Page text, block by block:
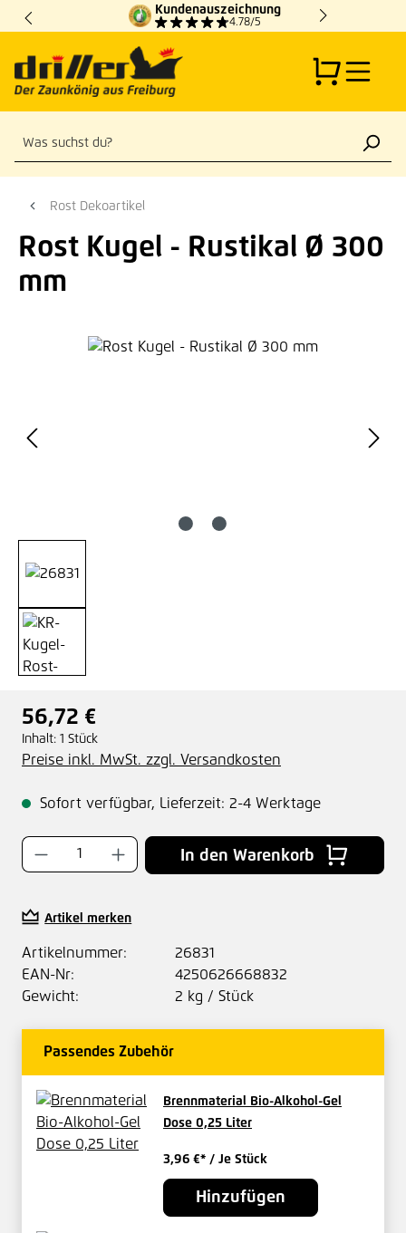
Zum Hauptinhalt springen
Kundenauszeichnung
4.78/5
Rost Dekoartikel
Rost Kugel - Rustikal Ø 300
mm
Bildergalerie überspringen
Regulärer Preis:
56,72 €
Inhalt: 1 Stück
Preise inkl. MwSt. zzgl. Versandkosten
Sofort verfügbar, Lieferzeit: 2-4 Werktage
Produkt Anzahl: Gib den gewünschten
In den Warenkorb
Artikel merken
Artikelnummer:
26831
EAN-Nr:
4250626668832
Gewicht:
2 kg / Stück
Passendes Zubehör
Brennmaterial Bio-Alkohol-Gel
Dose 0,25 Liter
3,96 €* / Je Stück
Hinzufügen